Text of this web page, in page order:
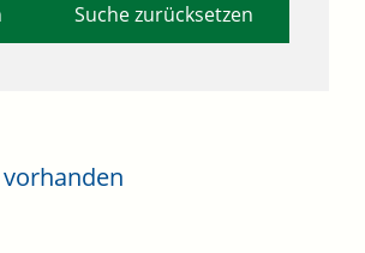
Suche zurücksetzen